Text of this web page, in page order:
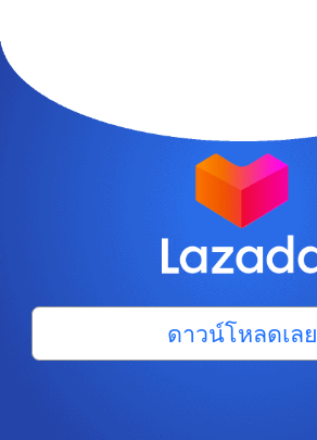
ดาวน์โหลดเลย